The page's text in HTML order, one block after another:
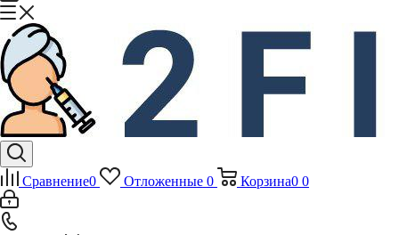
Сравнение0 Отложенные 0 Корзина0 0